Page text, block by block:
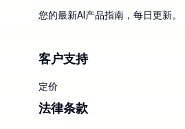
您的最新AI产品指南，每日更新。
客户支持
定价
法律条款